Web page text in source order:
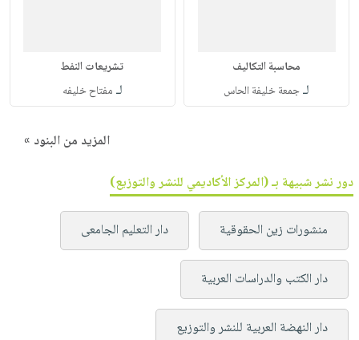
محاسبة التكاليف
لـجمعة خليفة الحاس
تشريعات النفط
لـ مفتاح خليفه
المزيد من البنود »
دور نشر شبيهة بـ (المركز الأكاديمي للنشر والتوزيع)
منشورات زين الحقوقية دار التعليم الجامعى
دار الكتب والدراسات العربية
دار النهضة العربية للنشر والتوزيع